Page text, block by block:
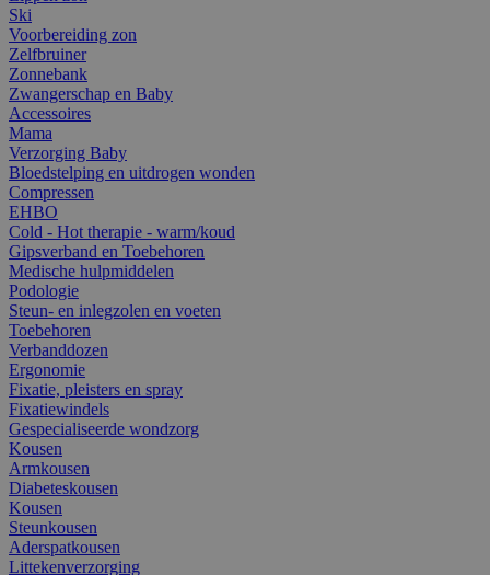
Ski
Voorbereiding zon
Zelfbruiner
Zonnebank
Zwangerschap en Baby
Accessoires
Mama
Verzorging Baby
Bloedstelping en uitdrogen wonden
Compressen
EHBO
Cold - Hot therapie - warm/koud
Gipsverband en Toebehoren
Medische hulpmiddelen
Podologie
Steun- en inlegzolen en voeten
Toebehoren
Verbanddozen
Ergonomie
Fixatie, pleisters en spray
Fixatiewindels
Gespecialiseerde wondzorg
Kousen
Armkousen
Diabeteskousen
Kousen
Steunkousen
Aderspatkousen
Littekenverzorging